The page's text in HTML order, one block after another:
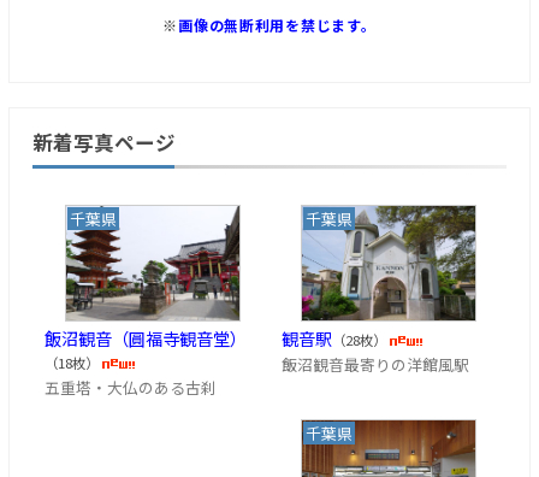
※画像の無断利用を禁じます。
新着写真ページ
千葉県
飯沼観音（圓福寺観音堂）
（18枚）
五重塔・大仏のある古刹
千葉県
観音駅 （28枚）
飯沼観音最寄りの洋館風駅
千葉県